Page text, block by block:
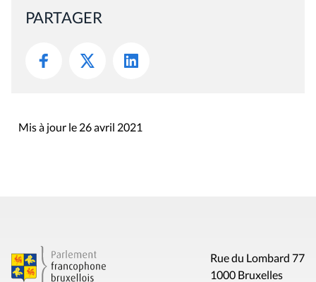
PARTAGER
Mis à jour le 26 avril 2021
Rue du Lombard 77
1000 Bruxelles